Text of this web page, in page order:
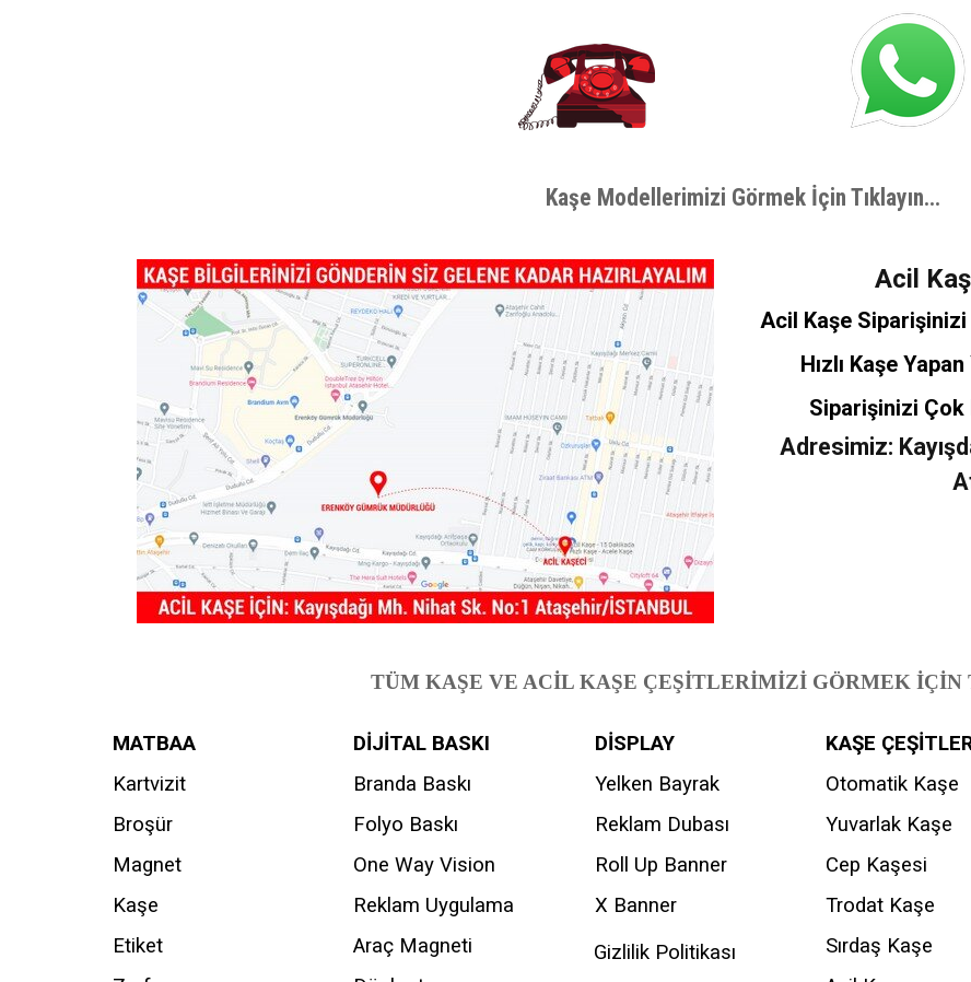
Kaşe Modellerimizi Görmek İçin Tıklayın...
Acil
Acil Kaşe
Hızlı Kaşe
Siparişinizi Çok
Adresimiz:
TÜM KAŞE VE ACİL KAŞE ÇEŞİTLERİMİZİ GÖRMEK
MATBAA
Kartvizit
Broşür
Magnet
Kaşe
Etiket
DİJİTAL BASKI
Branda Baskı
Folyo Baskı
One Way Vision
Reklam Uygulama
Araç Magneti
DİSPLAY
Yelken Bayrak
Reklam Dubası
Roll Up Banner
X Banner
KAŞE
Otomatik Kaşe
Yuvarlak Kaşe
Cep Kaşesi
Trodat Kaşe
Sırdaş Kaşe
Gizlilik Politikası